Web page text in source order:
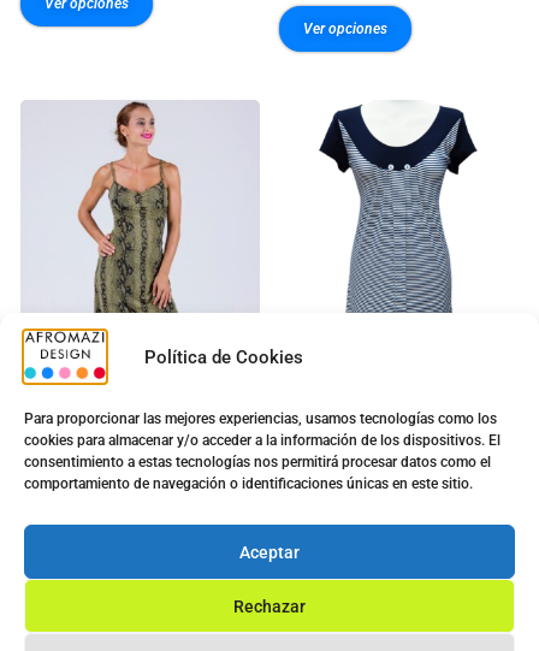
Política de Cookies
Para proporcionar las mejores experiencias, usamos tecnologías como los
cookies para almacenar y/o acceder a la información de los dispositivos. El
consentimiento a estas tecnologías nos permitirá procesar datos como el
comportamiento de navegación o identificaciones únicas en este sitio.
Aceptar
Rechazar
Ver opciones
Ver opciones
Vestido Serpiente Largo
con Copa
Vestido Diana G-0422433
12.50€ 5.00€